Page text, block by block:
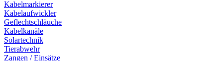
Kabelmarkierer
Kabelaufwickler
Geflechtschläuche
Kabelkanäle
Solartechnik
Tierabwehr
Zangen / Einsätze